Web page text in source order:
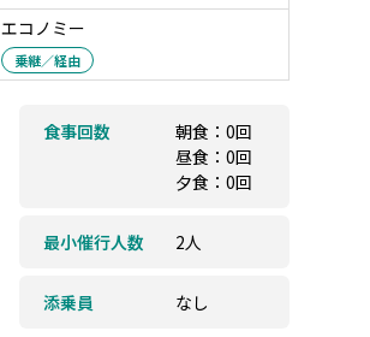
エコノミー
乗継／経由
食事回数
朝食：0回
昼食：0回
夕食：0回
最小催行人数 2人
添乗員 なし